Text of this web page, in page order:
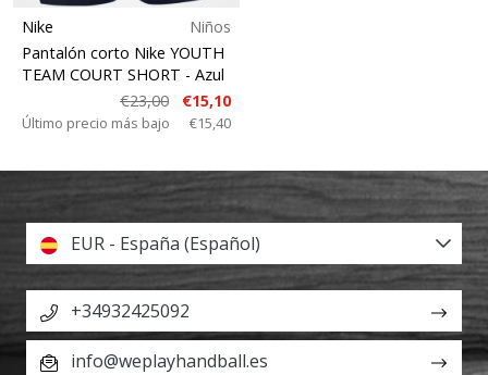
Nike
Niños
Pantalón corto Nike YOUTH
TEAM COURT SHORT - Azul
€23,00
€15,10
Último precio más bajo €15,40
EUR - España (Español)
+34932425092
info@weplayhandball.es